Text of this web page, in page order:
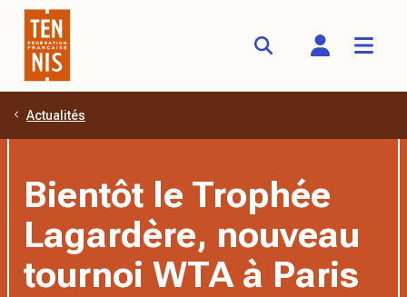
Aller au contenu principal
Actualités
Bientôt le Trophée
Lagardère, nouveau
tournoi WTA à Paris